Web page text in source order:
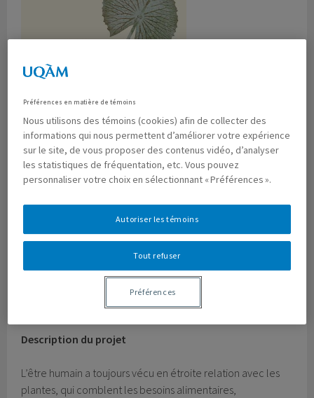
Bouvet, Rachel, Stéphanie Posthumus, Jean-Pascal
Bilodeau et Noémie Dubé. Entre les feuilles : Explorations de
l’imaginaire botanique contemporain. Presses universitaires
du Québec, collection « Approches de l’imaginaire, » 2024.
Par ailleurs, nous continuons nos recherches sur les
relations entre les plantes et les êtres humains dans le
contexte du groupe de recherche interdisciplinaire sur le
végétal et l’environnement (GRIVE).
Description du projet
L’être humain a toujours vécu en étroite relation avec les
plantes, qui comblent les besoins alimentaires,
Préférences en matière de témoins
Nous utilisons des témoins (cookies) afin de collecter des
informations qui nous permettent d’améliorer votre expérience
sur le site, de vous proposer des contenus vidéo, d’analyser
les statistiques de fréquentation, etc. Vous pouvez
personnaliser votre choix en sélectionnant « Préférences ».
Tout refuser
Autoriser les témoins
Préférences